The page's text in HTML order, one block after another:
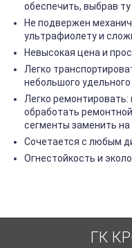
обеспечить, выбрав
Не подвержен
ультрафиолету и
Невысокая цена и
Легко
небольшого удельного
Легко
обработать
сегменты заменить на
Сочетается с любым
Огнестойкость и
ГК